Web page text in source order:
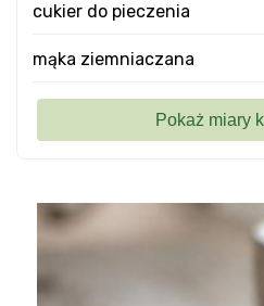
cukier do pieczenia
mąka ziemniaczana